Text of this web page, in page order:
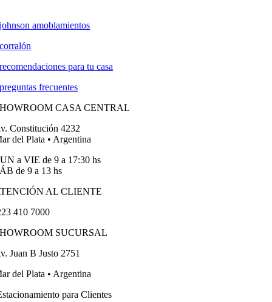
johnson amoblamientos
corralón
recomendaciones para tu casa
preguntas frecuentes
CASA CENTRAL
Constitución 4232
del Plata • Argentina
a VIE de 9 a 17:30 hs
de 9 a 13 hs
AL CLIENTE
410 7000
SUCURSAL
Juan B Justo 2751
del Plata • Argentina
para Clientes